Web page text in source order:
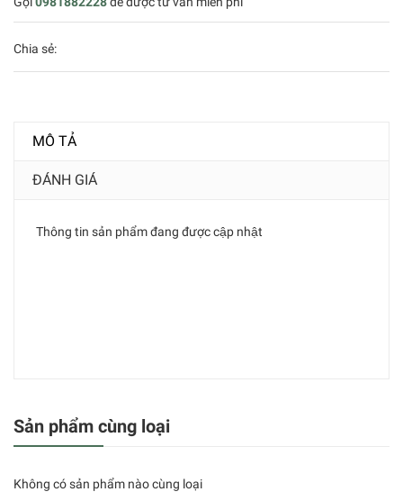
Chia sẻ:
MÔ TẢ
ĐÁNH GIÁ
Thông tin sản phẩm đang được cập nhật
Sản phẩm cùng loại
Không có sản phẩm nào cùng loại